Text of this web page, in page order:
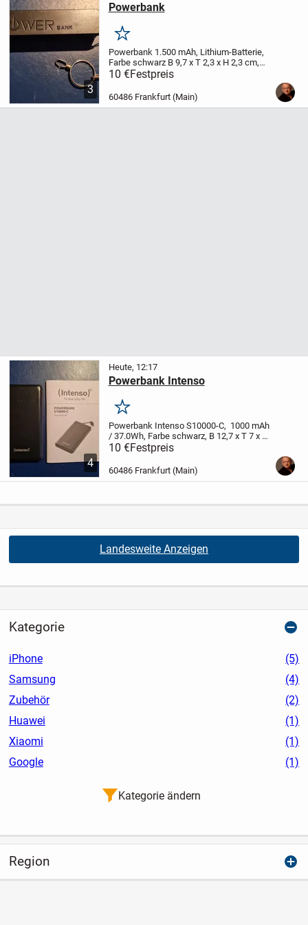
3
Powerbank
Merken
Powerbank 1.500 mAh, Lithium-Batterie,
Farbe schwarz B 9,7 x T 2,3 x H 2,3 cm,
zzgl. Versand oder Abholung
10 €Festpreis
60486 Frankfurt (Main)
4
Heute, 12:17
Powerbank Intenso
Merken
Powerbank Intenso S10000-C, 1000 mAh
/ 37.0Wh, Farbe schwarz, B 12,7 x T 7 x H
1,5 cmzzgl. Versand oder Abholung
10 €Festpreis
60486 Frankfurt (Main)
Landesweite Anzeigen
Kategorie
iPhone
(5)
Samsung
(4)
Zubehör
(2)
Huawei
(1)
Xiaomi
(1)
Google
(1)
Kategorie ändern
Region